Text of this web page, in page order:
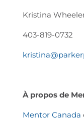
Kristina
403-819-0732
À propos de
Mentor Canada